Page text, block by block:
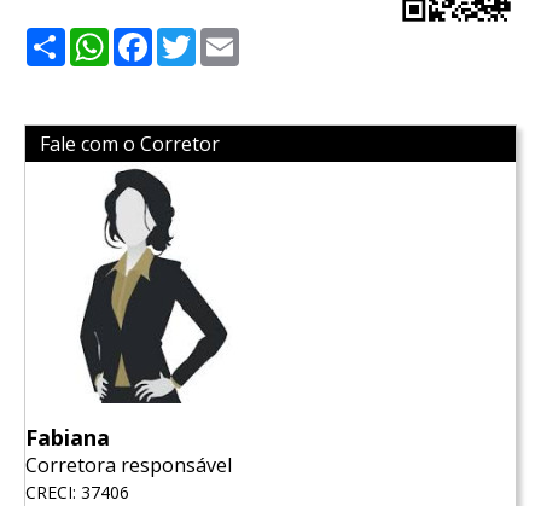
ShareWhatsApp
Facebook
Twitter
Fale com o Corretor
Fabiana
Corretora responsável
CRECI: 37406